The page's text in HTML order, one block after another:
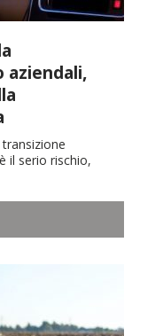
aziendali,
il serio rischio,